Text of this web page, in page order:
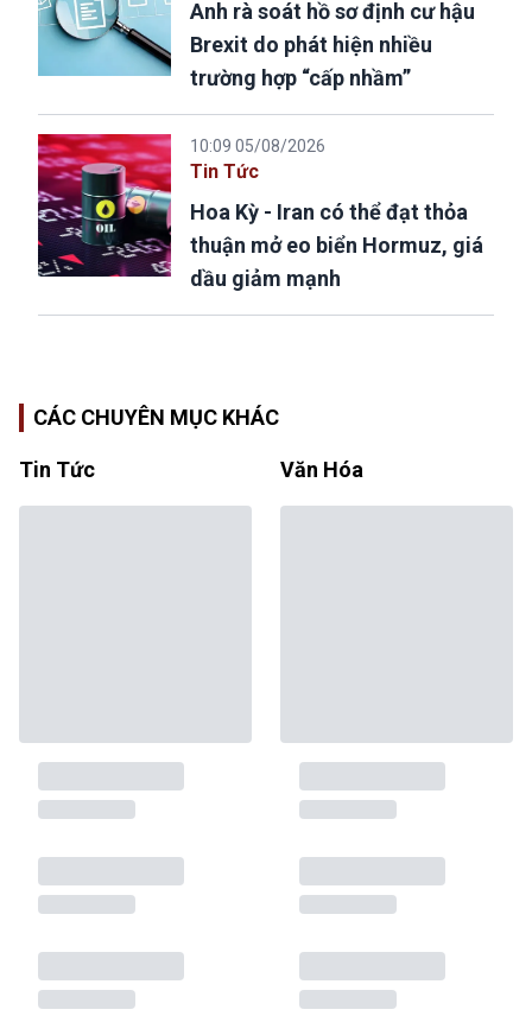
Anh rà soát hồ sơ định cư hậu
Brexit do phát hiện nhiều
trường hợp “cấp nhầm”
10:09 05/08/2026
Tin Tức
Hoa Kỳ - Iran có thể đạt thỏa
thuận mở eo biển Hormuz, giá
dầu giảm mạnh
CÁC CHUYÊN MỤC KHÁC
Tin Tức Văn Hóa